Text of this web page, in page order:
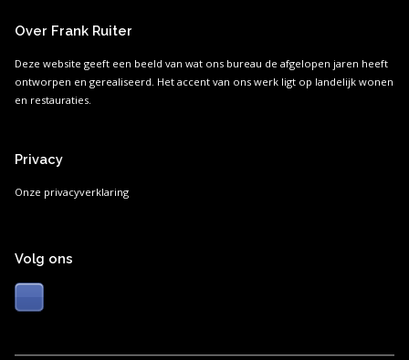
Over Frank Ruiter
Deze website geeft een beeld van wat ons bureau de afgelopen jaren heeft
ontworpen en gerealiseerd. Het accent van ons werk ligt op landelijk wonen
en restauraties.
Privacy
Onze privacyverklaring
Volg ons